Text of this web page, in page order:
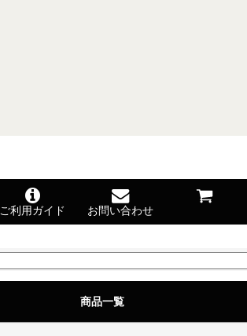
ご利用ガイド お問い合わせ
商品一覧
お気に入り一覧